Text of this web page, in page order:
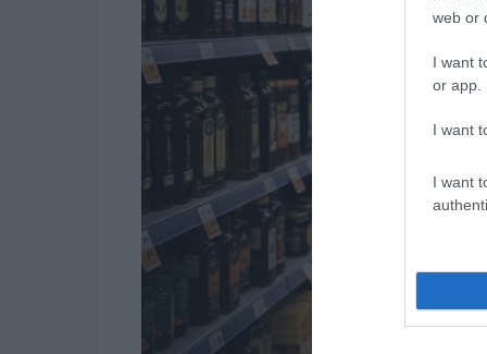
web or
I want
or app.
I want
I want